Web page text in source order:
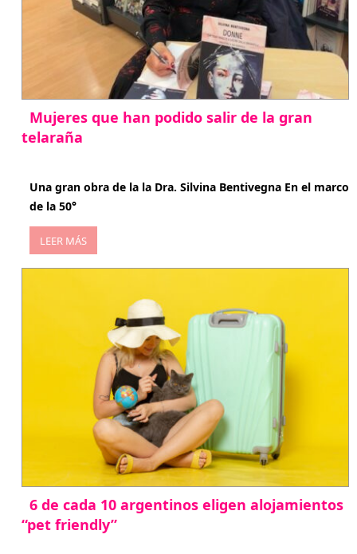
Mujeres que han podido salir de la gran
telaraña
Una gran obra de la la Dra. Silvina Bentivegna En el marco
de la 50°
LEER MÁS
6 de cada 10 argentinos eligen alojamientos
“pet friendly”